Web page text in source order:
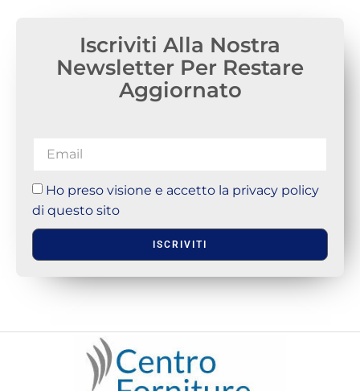
Iscriviti Alla Nostra
Newsletter Per Restare
Aggiornato
Ho preso visione e accetto la privacy policy
di questo sito
ISCRIVITI